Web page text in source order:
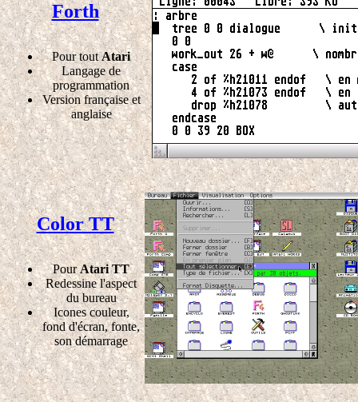
Forth
Pour toutAtari
Langage de
programmation
Version française et
anglaise
Color TT
PourAtari TT
Redessine l'aspect
du bureau
Icones couleur,
fond d'écran, fonte,
son démarrage